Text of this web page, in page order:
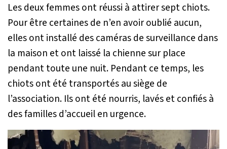
Les deux femmes ont réussi à attirer sept chiots.
Pour être certaines de n’en avoir oublié aucun,
elles ont installé des caméras de surveillance dans
la maison et ont laissé la chienne sur place
pendant toute une nuit. Pendant ce temps, les
chiots ont été transportés au siège de
l’association. Ils ont été nourris, lavés et confiés à
des familles d’accueil en urgence.